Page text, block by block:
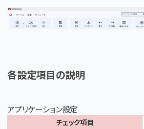
各設定項目の説明
アプリケーション設定
チェック項目